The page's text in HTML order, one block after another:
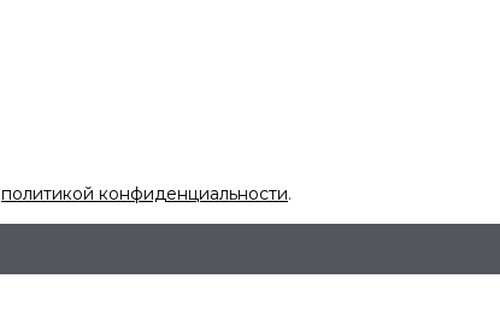
политикой конфиденциальности.